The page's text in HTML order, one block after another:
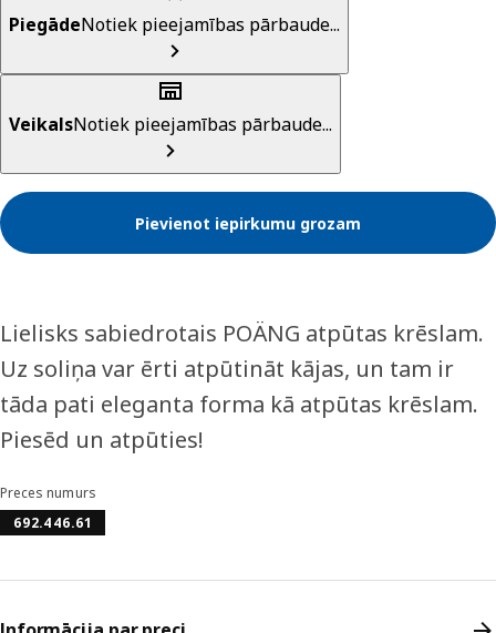
PiegādeNotiek pieejamības pārbaude...
VeikalsNotiek pieejamības pārbaude...
Pievienot iepirkumu grozam
Lielisks sabiedrotais POÄNG atpūtas krēslam.
Uz soliņa var ērti atpūtināt kājas, un tam ir
tāda pati eleganta forma kā atpūtas krēslam.
Piesēd un atpūties!
Preces numurs
692.446.61